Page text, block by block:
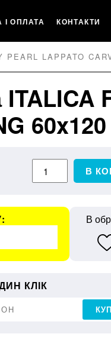
ОПЛАТА КОНТАКТИ
LAPPATO
60x120
В
В
КЛІК